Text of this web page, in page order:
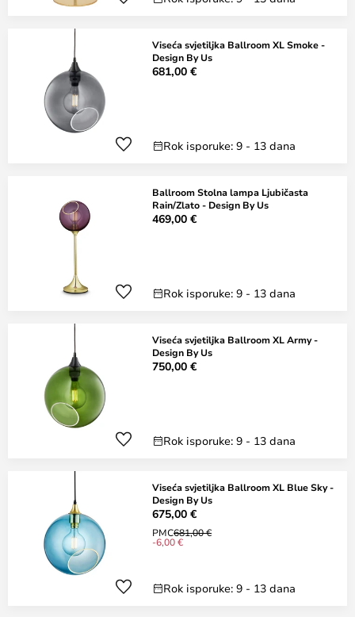
Viseća svjetiljka Ballroom XL Smoke -
Design By Us
681,00 €
Rok isporuke: 9 - 13 dana
Ballroom Stolna lampa Ljubičasta
Rain/Zlato - Design By Us
469,00 €
Rok isporuke: 9 - 13 dana
Viseća svjetiljka Ballroom XL Army -
Design By Us
750,00 €
Rok isporuke: 9 - 13 dana
Viseća svjetiljka Ballroom XL Blue Sky -
Design By Us
675,00 €
PMC681,00 €
-6,00 €
Rok isporuke: 9 - 13 dana